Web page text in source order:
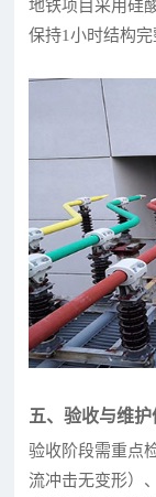
地铁项目采用硅
保持1小时结构完
五、验收与维
验收阶段需重点
流冲击无变形）